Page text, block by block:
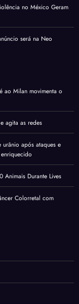
no México Geram
será na Neo
ao Milan movimenta o
agita as redes
urânio após ataques e
Animais Durante Lives
Colorretal com